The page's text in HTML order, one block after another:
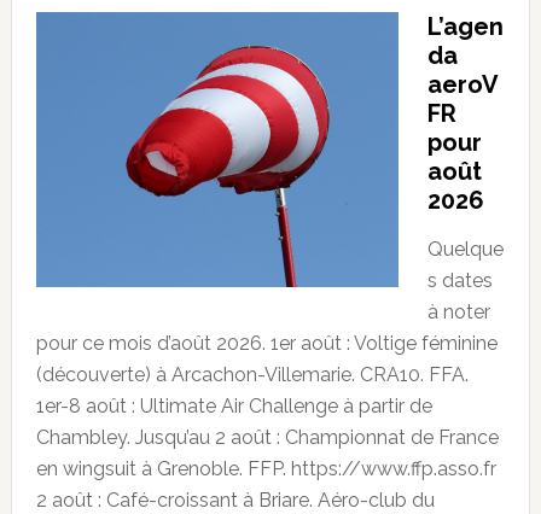
L’agen
da
aeroV
FR
pour
août
2026
Quelque
s dates
à noter
pour ce mois d’août 2026. 1er août : Voltige féminine
(découverte) à Arcachon-Villemarie. CRA10. FFA.
1er-8 août : Ultimate Air Challenge à partir de
Chambley. Jusqu’au 2 août : Championnat de France
en wingsuit à Grenoble. FFP. https://www.ffp.asso.fr
2 août : Café-croissant à Briare. Aéro-club du